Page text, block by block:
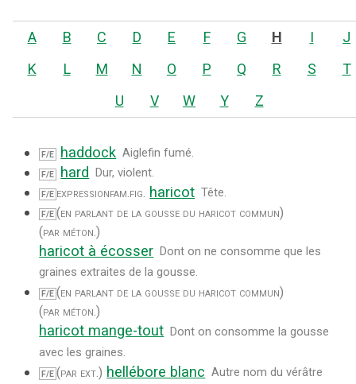
A B C D E F G H I
J
K
L M N O P Q R S
T
U
V W Y Z
F/E haddock Aiglefin fumé.
F/E hard Dur, violent.
F/E expressionfam.fig. haricot Tête.
F/E (en parlant de la gousse du haricot commun)
(par méton.)
haricot à écosser Dont on ne consomme que les
graines extraites de la gousse.
F/E (en parlant de la gousse du haricot commun)
(par méton.)
haricot mange-tout Dont on consomme la gousse
avec les graines.
F/E (par ext.) hellébore blanc Autre nom du vérâtre